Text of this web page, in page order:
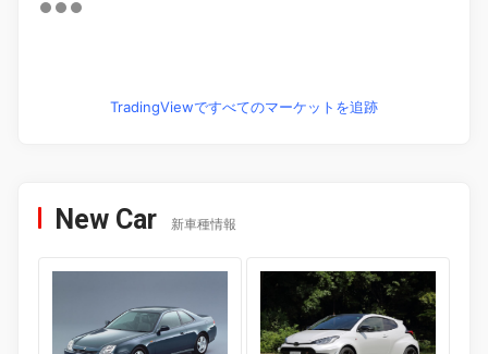
TradingViewですべてのマーケットを追跡
New Car 新車種情報